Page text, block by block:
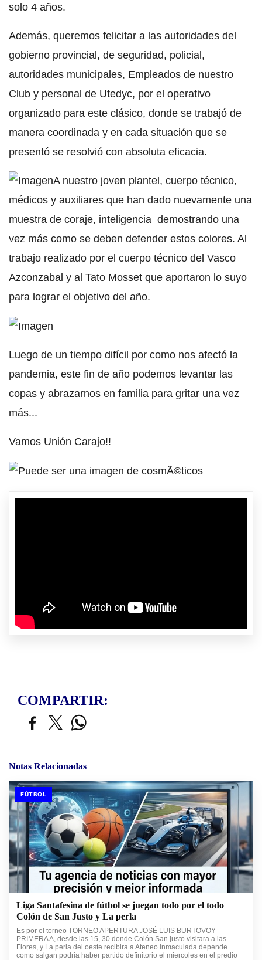
solo 4 años.
Además, queremos felicitar a las autoridades del
gobierno provincial, de seguridad, policial,
autoridades municipales, Empleados de nuestro
Club y personal de Utedyc, por el operativo
organizado para este clásico, donde se trabajó de
manera coordinada y en cada situación que se
presentó se resolvió con absoluta eficacia.
A nuestro joven plantel, cuerpo técnico,
médicos y auxiliares que han dado nuevamente una
muestra de coraje, inteligencia demostrando una
vez más como se deben defender estos colores. Al
trabajo realizado por el cuerpo técnico del Vasco
Azconzabal y al Tato Mosset que aportaron lo suyo
para lograr el objetivo del año.
Luego de un tiempo difícil por como nos afectó la
pandemia, este fin de año podemos levantar las
copas y abrazarnos en familia para gritar una vez
más...
Vamos Unión Carajo!!
COMPARTIR:
Notas Relacionadas
FÚTBOL
Liga Santafesina de fútbol se juegan todo por el todo
Colón de San Justo y La perla
Es por el torneo TORNEO APERTURA JOSÉ LUIS BURTOVOY
PRIMERA A, desde las 15, 30 donde Colón San justo visitara a las
Flores, y La perla del oeste recibira a Ateneo inmaculada depende
como salgan podria haber partido definitorio el miercoles en el predio